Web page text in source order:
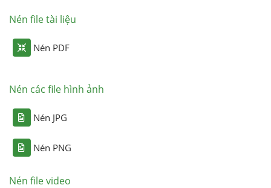
Nén file tài liệu
Nén PDF
Nén các file hình ảnh
Nén JPG
Nén PNG
Nén file video